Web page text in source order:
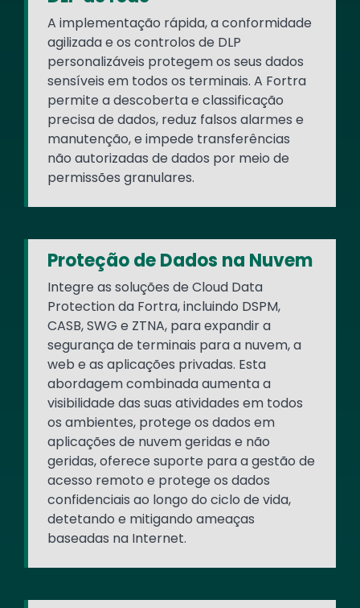
A implementação rápida, a conformidade
agilizada e os controlos de DLP
personalizáveis protegem os seus dados
sensíveis em todos os terminais. A Fortra
permite a descoberta e classificação
precisa de dados, reduz falsos alarmes e
manutenção, e impede transferências
não autorizadas de dados por meio de
permissões granulares.
Proteção de Dados na Nuvem
Integre as soluções de Cloud Data
Protection da Fortra, incluindo DSPM,
CASB, SWG e ZTNA, para expandir a
segurança de terminais para a nuvem, a
web e as aplicações privadas. Esta
abordagem combinada aumenta a
visibilidade das suas atividades em todos
os ambientes, protege os dados em
aplicações de nuvem geridas e não
geridas, oferece suporte para a gestão de
acesso remoto e protege os dados
confidenciais ao longo do ciclo de vida,
detetando e mitigando ameaças
baseadas na Internet.